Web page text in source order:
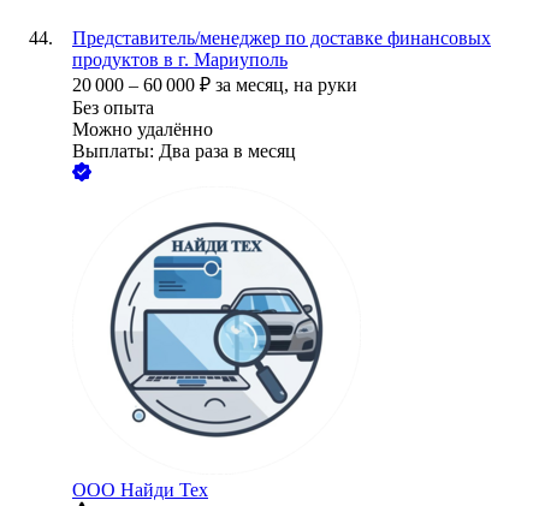
Представитель/менеджер по доставке финансовых
продуктов в г. Мариуполь
20 000 – 60 000 ₽ за месяц, на руки
Без опыта
Можно удалённо
Выплаты: Два раза в месяц
ООО Найди Тех